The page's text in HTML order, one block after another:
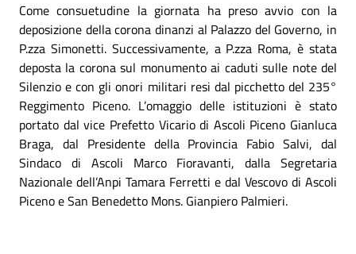
Come consuetudine la giornata ha preso avvio con la
deposizione della corona dinanzi al Palazzo del Governo, in
P.zza Simonetti. Successivamente, a P.zza Roma, è stata
deposta la corona sul monumento ai caduti sulle note del
Silenzio e con gli onori militari resi dal picchetto del 235°
Reggimento Piceno. L’omaggio delle istituzioni è stato
portato dal vice Prefetto Vicario di Ascoli Piceno Gianluca
Braga, dal Presidente della Provincia Fabio Salvi, dal
Sindaco di Ascoli Marco Fioravanti, dalla Segretaria
Nazionale dell’Anpi Tamara Ferretti e dal Vescovo di Ascoli
Piceno e San Benedetto Mons. Gianpiero Palmieri.